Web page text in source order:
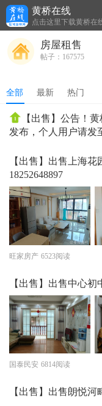
黄桥在线
点击这里下载黄桥在
房屋租售
帖子：167575
全部 最新 热门
【出售】公告！
发布，个人用户请发
【出售】出售上海花
18252648897
旺家房产 6523阅读
【出售】出售中心
国泰民安 6814阅读
【出售】出售朗悦河